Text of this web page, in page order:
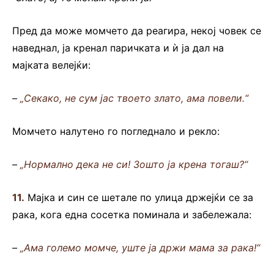
Пред да може момчето да реагира, некој човек се
наведнал, ја кренал паричката и ѝ ја дал на
мајката велејќи:
– „Секако, не сум јас твоето злато, ама повели.“
Момчето налутено го погледнало и рекло:
– „Нормално дека не си! Зошто ја крена тогаш?“
11. Мајка и син се шетале по улица држејќи се за
рака, кога една сосетка поминала и забележала:
– „Ама големо момче, уште ја држи мама за рака!“